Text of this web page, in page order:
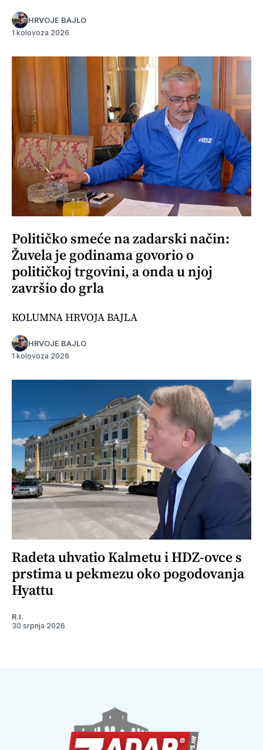
HRVOJE BAJLO
1 kolovoza 2026
Političko smeće na zadarski način:
Žuvela je godinama govorio o
političkoj trgovini, a onda u njoj
završio do grla
KOLUMNA HRVOJA BAJLA
HRVOJE BAJLO
1 kolovoza 2026
Radeta uhvatio Kalmetu i HDZ-ovce s
prstima u pekmezu oko pogodovanja
Hyattu
R.I.
30 srpnja 2026